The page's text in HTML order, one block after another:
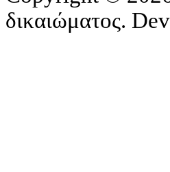
δικαιώματος.